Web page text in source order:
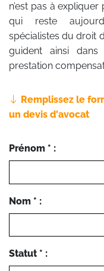
n’est pas à
qui reste
spécialistes du droit
guident ainsi
prestation
Remplissez le
un devis d'avocat
Prénom * :
Nom * :
Statut * :